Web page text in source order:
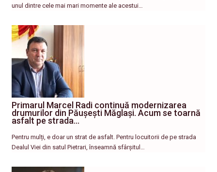
unul dintre cele mai mari momente ale acestui…
Primarul Marcel Radi continuă modernizarea
drumurilor din Păușești Măglași. Acum se toarnă
asfalt pe strada…
Pentru mulți, e doar un strat de asfalt. Pentru locuitorii de pe strada
Dealul Viei din satul Pietrari, înseamnă sfârșitul…